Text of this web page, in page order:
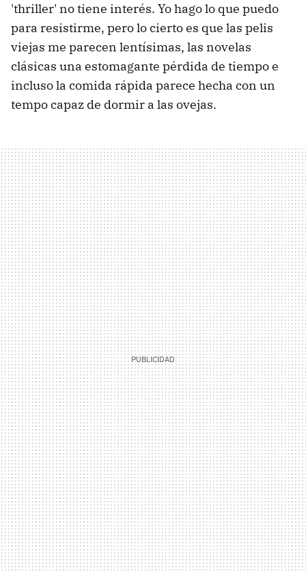
'thriller' no tiene interés. Yo hago lo que puedo
para resistirme, pero lo cierto es que las pelis
viejas me parecen lentísimas, las novelas
clásicas una estomagante pérdida de tiempo e
incluso la comida rápida parece hecha con un
tempo capaz de dormir a las ovejas.